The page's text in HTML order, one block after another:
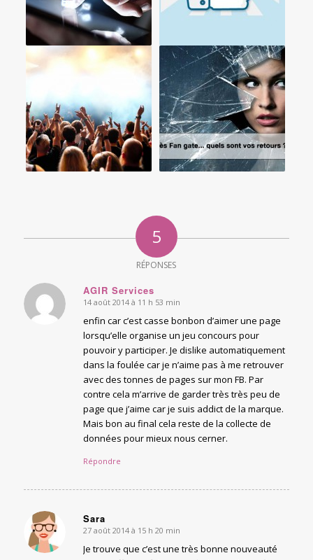
5
RÉPONSES
AGIR Services
says:
14 août 2014 à 11 h 53 min
enfin car c’est casse bonbon d’aimer une page
lorsqu’elle organise un jeu concours pour
pouvoir y participer. Je dislike automatiquement
dans la foulée car je n’aime pas à me retrouver
avec des tonnes de pages sur mon FB. Par
contre cela m’arrive de garder très très peu de
page que j’aime car je suis addict de la marque.
Mais bon au final cela reste de la collecte de
données pour mieux nous cerner.
Répondre
Sara
says:
27 août 2014 à 15 h 20 min
Je trouve que c’est une très bonne nouveauté